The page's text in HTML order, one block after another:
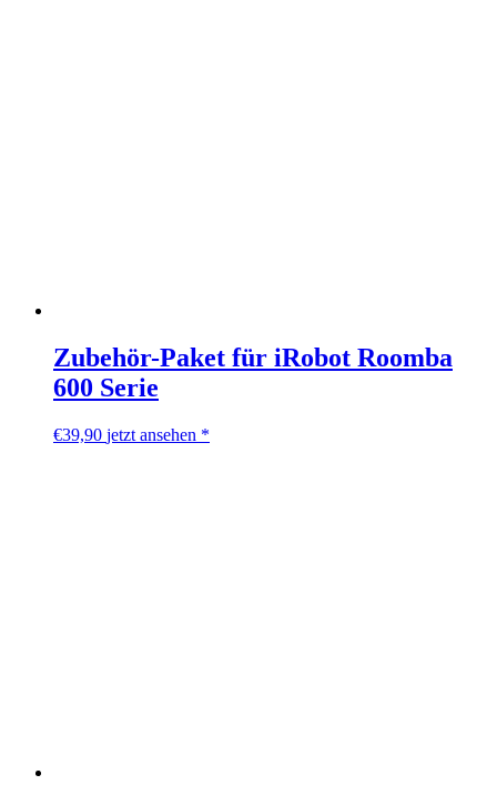
Zubehör-Paket für iRobot Roomba
600 Serie
€39,90 jetzt ansehen *